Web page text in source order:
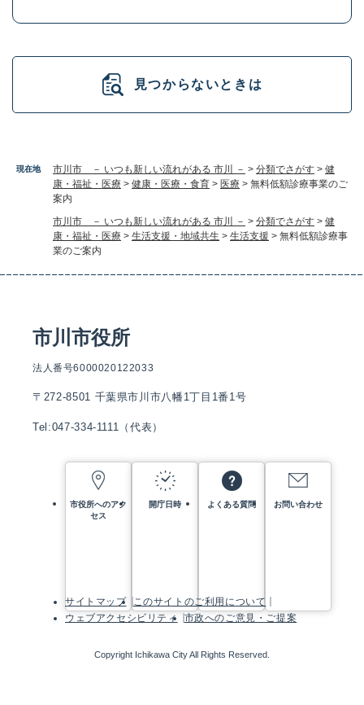
現在地 市川市 － いつも新しい流れがある 市川 － > 分類でさがす > 健
康・福祉・医療 > 健康・医療・食育 > 医療 > 無料低額診療事業のご
案内
市川市 － いつも新しい流れがある 市川 － > 分類でさがす > 健
康・福祉・医療 > 生活支援・地域共生 > 生活支援 > 無料低額診療事
業のご案内
見つからないときは
市川市役所
法人番号6000020122033
〒272-8501 千葉県市川市八幡1丁目1番1号
Tel:047-334-1111（代表）
市役所へのアク
セス
開庁日時 よくある質問 お問い合わせ
サイトマップ
このサイトのご利用について
ウェブアクセシビリティ
市政へのご意見・ご提案
Copyright Ichikawa City All Rights Reserved.